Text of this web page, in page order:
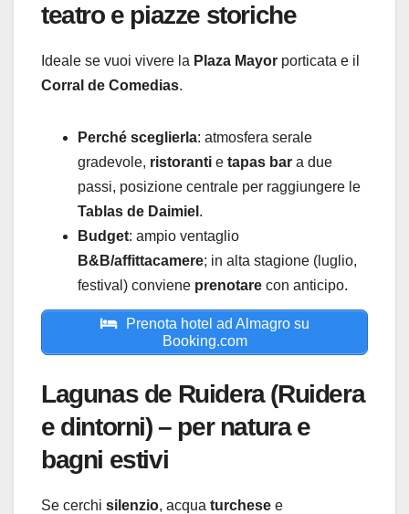
teatro e piazze storiche
Ideale se vuoi vivere la Plaza Mayor porticata e il
Corral de Comedias.
Perché sceglierla: atmosfera serale
gradevole, ristoranti e tapas bar a due
passi, posizione centrale per raggiungere le
Tablas de Daimiel .
Budget: ampio ventaglio
B&B/affittacamere; in alta stagione (luglio,
festival) conviene prenotare con anticipo.
Prenota hotel ad Almagro su
Booking.com
Lagunas de Ruidera (Ruidera
e dintorni) – per natura e
bagni estivi
Se cerchi silenzio, acqua turchese e